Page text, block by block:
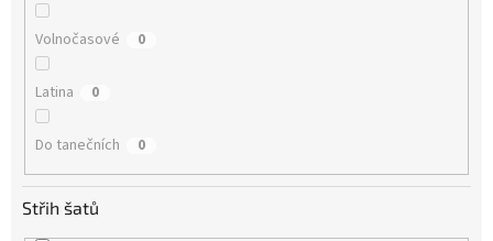
Volnočasové 0
Latina 0
Do tanečních 0
Střih šatů